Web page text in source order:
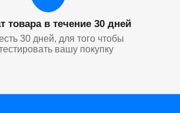
товара в течение 30 дней
30 дней, для того чтобы
вашу покупку